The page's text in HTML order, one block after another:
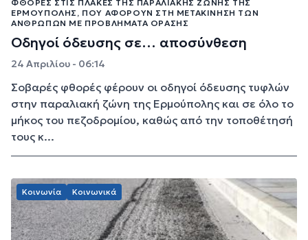
ΦΘΟΡΈΣ ΣΤΙΣ ΠΛΆΚΕΣ ΤΗΣ ΠΑΡΑΛΙΑΚΉΣ ΖΏΝΗΣ ΤΗΣ
ΕΡΜΟΎΠΟΛΗΣ, ΠΟΥ ΑΦΟΡΟΎΝ ΣΤΗ ΜΕΤΑΚΊΝΗΣΗ ΤΩΝ
ΑΝΘΡΏΠΩΝ ΜΕ ΠΡΟΒΛΉΜΑΤΑ ΌΡΑΣΗΣ
Οδηγοί όδευσης σε… αποσύνθεση
24 Απριλίου - 06:14
Σοβαρές φθορές φέρουν οι οδηγοί όδευσης τυφλών
στην παραλιακή ζώνη της Ερμούπολης και σε όλο το
μήκος του πεζοδρομίου, καθώς από την τοποθέτησή
τους κ...
Κοινωνία Κοινωνικά